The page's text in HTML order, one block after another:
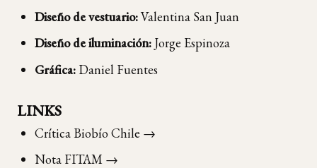
Diseño de vestuario:Valentina San Juan
Diseño de iluminación: Jorge Espinoza
Gráfica: Daniel Fuentes
LINKS
Crítica Biobío Chile →
Nota FITAM →